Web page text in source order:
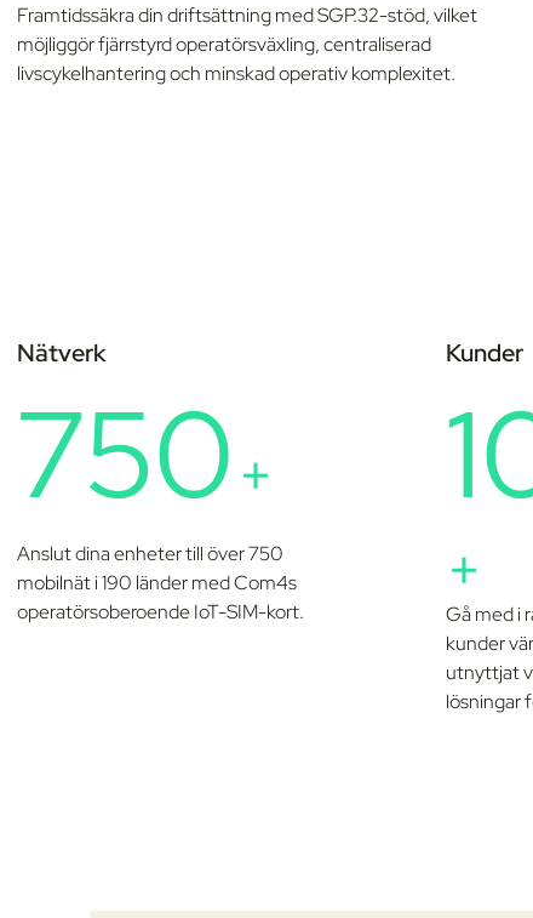
Framtidssäkra din driftsättning med SGP.32-stöd, vilket
möjliggör fjärrstyrd operatörsväxling, centraliserad
livscykelhantering och minskad operativ komplexitet.
Nätverk
750+
Anslut dina enheter till över 750
mobilnät i 190 länder med Com4s
operatörsoberoende IoT-SIM-kort.
Kunder
+
Gå med i
kunder
utnyttjat
lösningar